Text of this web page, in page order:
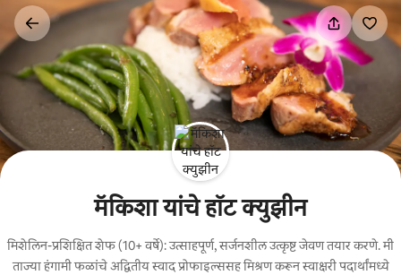
कंटेंटवर
मॅकिशा यांचे हॉट क्युझीन
मिशेलिन-प्रशिक्षित शेफ (10+ वर्षे): उत्साहपूर्ण, सर्जनशील उत्कृष्ट जेवण तयार करणे. मी
ताज्या हंगामी फळांचे अद्वितीय स्वाद प्रोफाइल्ससह मिश्रण करून स्वाक्षरी पदार्थांमध्ये